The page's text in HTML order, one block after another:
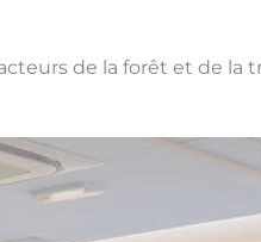
de la forêt et de la